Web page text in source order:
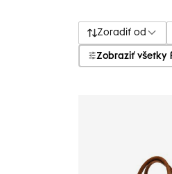
Zoradiť od
Zobraziť všetky